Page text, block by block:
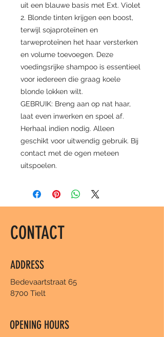
uit een blauwe basis met Ext. Violet
2. Blonde tinten krijgen een boost,
terwijl sojaproteïnen en
tarweproteïnen het haar versterken
en volume toevoegen. Deze
voedingsrijke shampoo is essentieel
voor iedereen die graag koele
blonde lokken wilt.
GEBRUIK: Breng aan op nat haar,
laat even inwerken en spoel af.
Herhaal indien nodig. Alleen
geschikt voor uitwendig gebruik. Bij
contact met de ogen meteen
uitspoelen.
CONTACT
ADDRESS
Bedevaartstraat 65
8700 Tielt
OPENING HOURS